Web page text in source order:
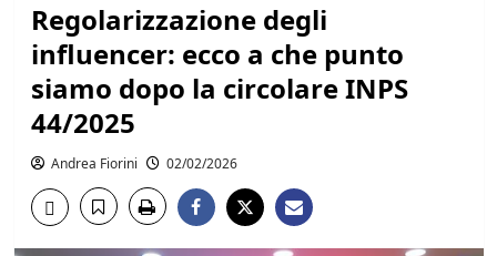
Regolarizzazione degli
influencer: ecco a che punto
siamo dopo la circolare INPS
44/2025
Andrea Fiorini 02/02/2026